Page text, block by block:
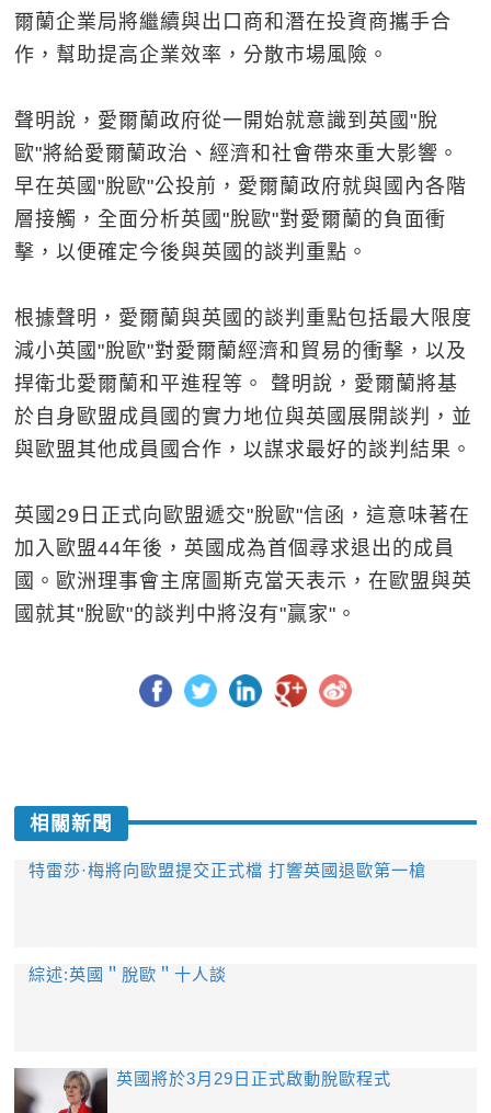
爾蘭企業局將繼續與出口商和潛在投資商攜手合
作，幫助提高企業效率，分散市場風險。
聲明說，愛爾蘭政府從一開始就意識到英國"脫
歐"將給愛爾蘭政治、經濟和社會帶來重大影響。
早在英國"脫歐"公投前，愛爾蘭政府就與國內各階
層接觸，全面分析英國"脫歐"對愛爾蘭的負面衝
擊，以便確定今後與英國的談判重點。
根據聲明，愛爾蘭與英國的談判重點包括最大限度
減小英國"脫歐"對愛爾蘭經濟和貿易的衝擊，以及
捍衛北愛爾蘭和平進程等。 聲明說，愛爾蘭將基
於自身歐盟成員國的實力地位與英國展開談判，並
與歐盟其他成員國合作，以謀求最好的談判結果。
英國29日正式向歐盟遞交"脫歐"信函，這意味著在
加入歐盟44年後，英國成為首個尋求退出的成員
國。歐洲理事會主席圖斯克當天表示，在歐盟與英
國就其"脫歐"的談判中將沒有"贏家"。
相關新聞
特雷莎·梅將向歐盟提交正式檔 打響英國退歐第一槍
綜述:英國＂脫歐＂十人談
英國將於3月29日正式啟動脫歐程式